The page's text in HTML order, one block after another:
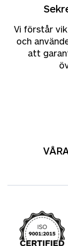
Vi förstår
och
att